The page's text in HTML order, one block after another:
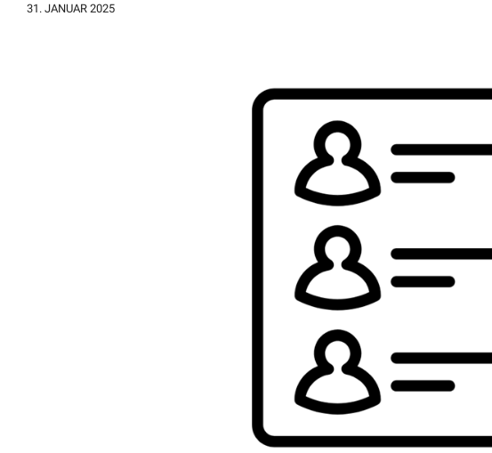
sullissivik.gl
31. JANUAR 2025